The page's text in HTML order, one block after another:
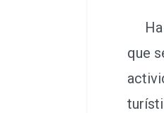
Ha
que